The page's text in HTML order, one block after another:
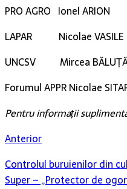
PRO AGRO Ionel ARION
LAPAR Nicolae VASILE
UNCSV Mircea
Forumul APPR Nicolae
Pentru informații
Anterior
Controlul buruienilor din
Super – „Protector de